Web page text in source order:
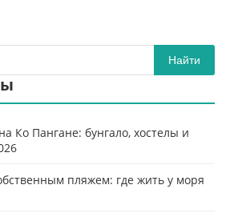
Найти
Ко Пангане: бунгало, хостелы и
пляжем: где жить у моря